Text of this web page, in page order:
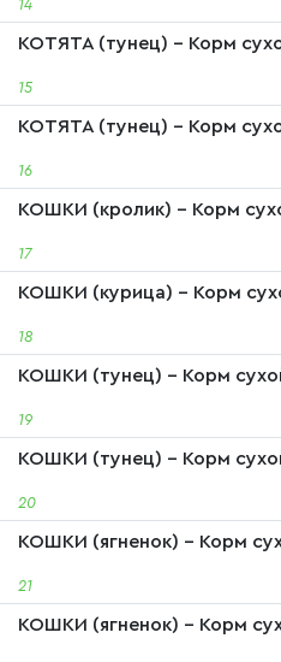
14
15
КОТЯТА (тунец) - Корм
16
КОТЯТА (тунец) - Корм
17
КОШКИ (кролик) - Корм
18
КОШКИ (курица) - Корм
19
КОШКИ (тунец) - Корм
20
КОШКИ (тунец) - Корм
21
КОШКИ (ягненок) - Корм
КОШКИ (ягненок) - Корм